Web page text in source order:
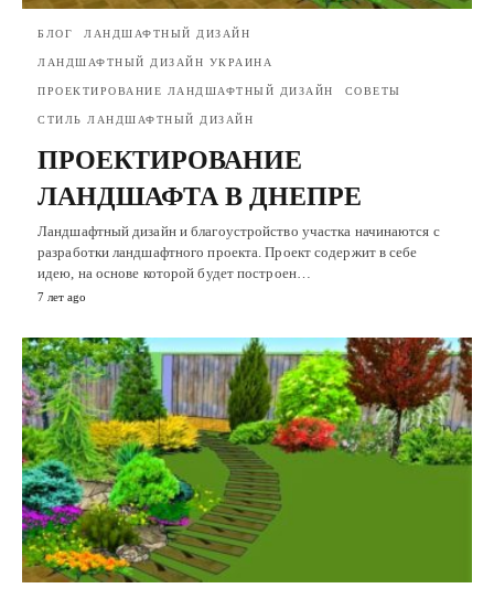
БЛОГ ЛАНДШАФТНЫЙ ДИЗАЙН
ЛАНДШАФТНЫЙ ДИЗАЙН УКРАИНА
ПРОЕКТИРОВАНИЕ ЛАНДШАФТНЫЙ ДИЗАЙН СОВЕТЫ
СТИЛЬ ЛАНДШАФТНЫЙ ДИЗАЙН
ПРОЕКТИРОВАНИЕ
ЛАНДШАФТА В ДНЕПРЕ
Ландшафтный дизайн и благоустройство участка начинаются с
разработки ландшафтного проекта. Проект содержит в себе
идею, на основе которой будет построен…
7 лет ago